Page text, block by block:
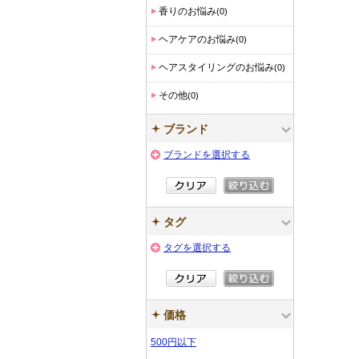
香りのお悩み(0)
ヘアケアのお悩み(0)
ヘアスタイリングのお悩み(0)
その他(0)
ブランド
ブランドを選択する
タグ
タグを選択する
価格
500円以下